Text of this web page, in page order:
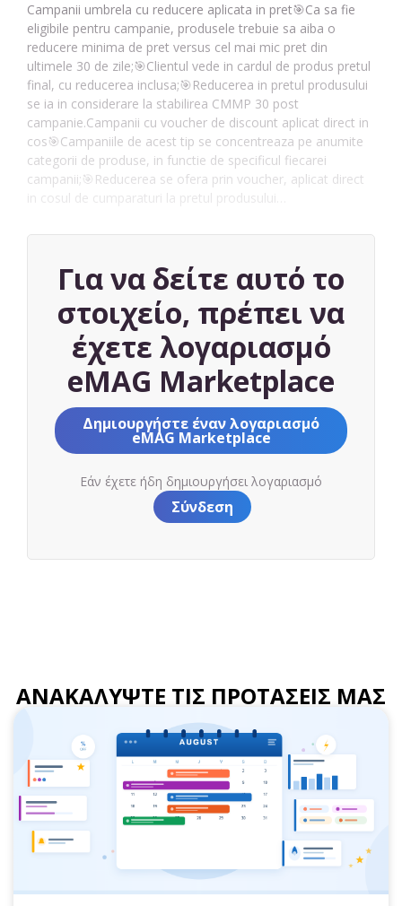
Campanii umbrela cu reducere aplicata in pret🎯Ca sa fie
eligibile pentru campanie, produsele trebuie sa aiba o
reducere minima de pret versus cel mai mic pret din
ultimele 30 de zile;🎯Clientul vede in cardul de produs pretul
final, cu reducerea inclusa;🎯Reducerea in pretul produsului
se ia in considerare la stabilirea CMMP 30 post
campanie.Campanii cu voucher de discount aplicat direct in
cos🎯Campaniile de acest tip se concentreaza pe anumite
categorii de produse, in functie de specificul fiecarei
campanii;🎯Reducerea se ofera prin voucher, aplicat direct
in cosul de cumparaturi la pretul produsului…
Για να δείτε αυτό το
στοιχείο, πρέπει να
έχετε λογαριασμό
eMAG Marketplace
Δημιουργήστε έναν λογαριασμό
eMAG Marketplace
Εάν έχετε ήδη δημιουργήσει λογαριασμό
Σύνδεση
ΑΝΑΚΑΛΥΨΤΕ ΤΙΣ ΠΡΟΤΑΣΕΙΣ ΜΑΣ